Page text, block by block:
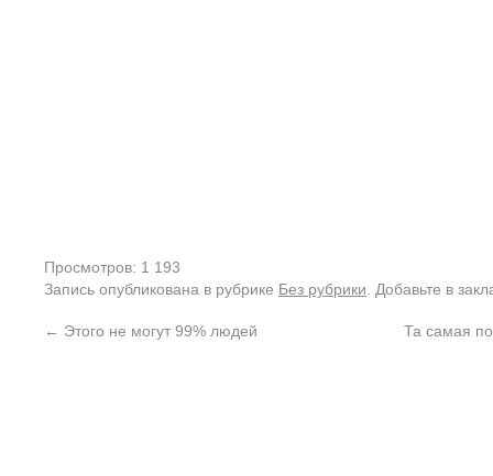
Просмотров: 1 193
Запись опубликована в рубрике Без рубрики . Добавьте в
← Этого не могут 99% людей Та самая